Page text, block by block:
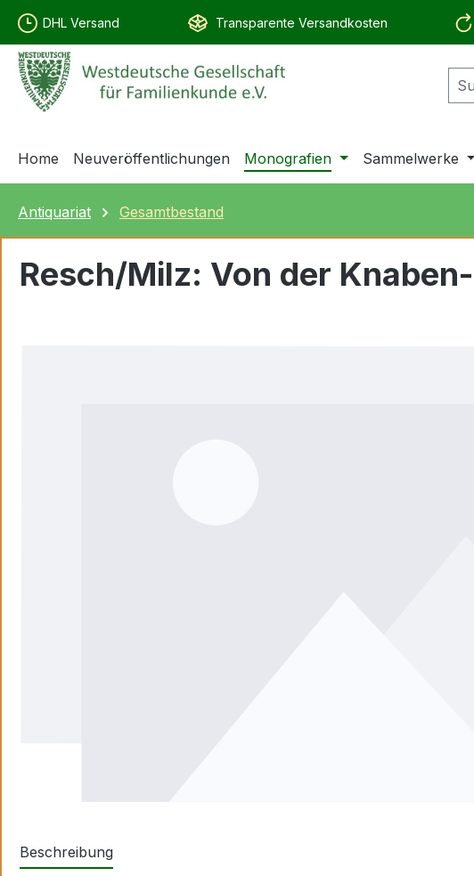
Zur Hauptnavigation springen
DHL Versand Transparente Versandkosten
Home Neuveröffentlichungen Monografien Sammelwerke
Antiquariat Gesamtbestand
Resch/Milz: Von der
Beschreibung